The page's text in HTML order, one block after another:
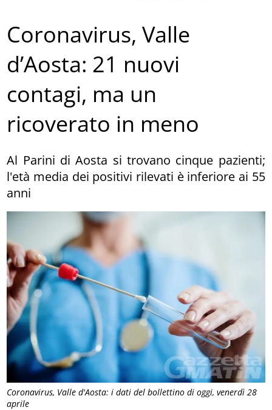
Coronavirus, Valle d'Aosta: i dati del bollettino di oggi, venerdì 28
aprile
Coronavirus, Valle
d’Aosta: 21 nuovi
contagi, ma un
ricoverato in meno
Al Parini di Aosta si trovano cinque pazienti;
l'età media dei positivi rilevati è inferiore ai 55
anni